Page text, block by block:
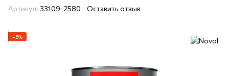
Артикул: 33109-2580 Оставить отзыв
−5%